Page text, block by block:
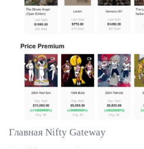
Главная Nifty Gateway